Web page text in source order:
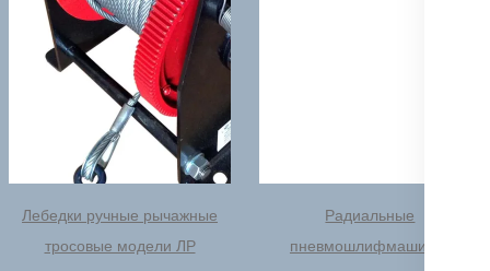
Лебедки ручные рычажные
тросовые модели ЛР
Радиальные
пневмошлифмашинки